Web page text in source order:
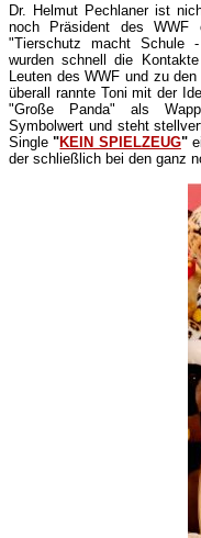
Dr. Helmut Pechlaner ist
noch Präsident des WWF
"Tierschutz macht Schule
wurden schnell die
Leuten des WWF und zu
überall rannte Toni mit der
"Große Panda" als
Symbolwert und steht
Single"KEIN SPIELZEUG"
der schließlich bei den ganz